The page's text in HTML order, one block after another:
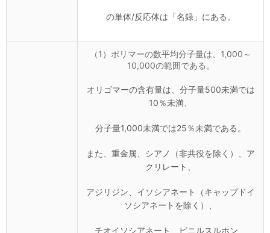
の単体/反応体は「名録」にある。
（1）ポリマーの数平均分子量は、1,000～
10,000の範囲である。
オリゴマーの含有量は、分子量500未満では
10％未満、
分子量1,000未満では25％未満である。
また、重金属、シアノ（非共役を除く）、ア
クリレート、
アジリジン、イソシアネート（キャップドイ
ソシアネートを除く）、
チオイソシアネート、ビニルスルホン、